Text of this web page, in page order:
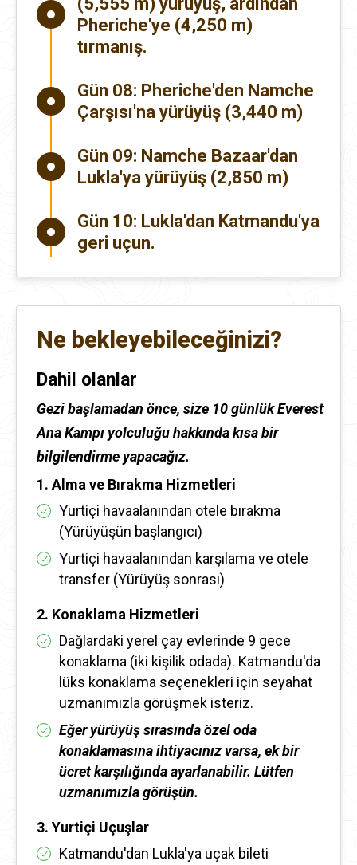
Pheriche'ye (4,250 m)
tırmanış.
Gün 08: Pheriche'den Namche
Çarşısı'na yürüyüş (3,440 m)
Gün 09: Namche Bazaar'dan
Lukla'ya yürüyüş (2,850 m)
Gün 10: Lukla'dan Katmandu'ya
geri uçun.
Ne bekleyebileceğinizi?
Dahil olanlar
Gezi başlamadan önce, size 10 günlük Everest
Ana Kampı yolculuğu hakkında kısa bir
bilgilendirme yapacağız.
1. Alma ve Bırakma Hizmetleri
Yurtiçi havaalanından otele bırakma
(Yürüyüşün başlangıcı)
Yurtiçi havaalanından karşılama ve otele
transfer (Yürüyüş sonrası)
2. Konaklama Hizmetleri
Dağlardaki yerel çay evlerinde 9 gece
konaklama (iki kişilik odada). Katmandu'da
lüks konaklama seçenekleri için seyahat
uzmanımızla görüşmek isteriz.
Eğer yürüyüş sırasında özel oda
konaklamasına ihtiyacınız varsa, ek bir
ücret karşılığında ayarlanabilir. Lütfen
uzmanımızla görüşün.
3. Yurtiçi Uçuşlar
Katmandu'dan Lukla'ya uçak bileti